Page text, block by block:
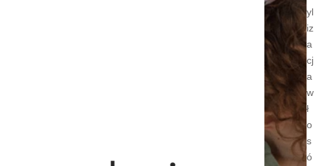
yl
iz
a
cj
a
w
ł
o
s
ó